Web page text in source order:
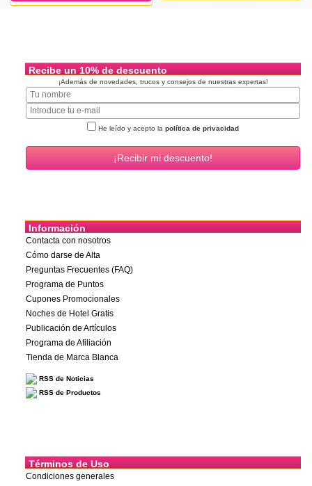
Recibe un 10% de descuento
¡Además de novedades, trucos y consejos de nuestras expertas!
He leído y acepto la política de privacidad
Información
Contacta con nosotros
Cómo darse de Alta
Preguntas Frecuentes (FAQ)
Programa de Puntos
Cupones Promocionales
Noches de Hotel Gratis
Publicación de Artículos
Programa de Afiliación
Tienda de Marca Blanca
RSS de Noticias
RSS de Productos
Términos de Uso
Condiciones generales